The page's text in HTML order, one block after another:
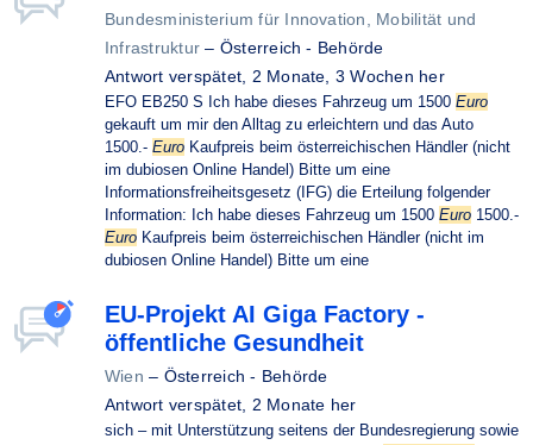
Bundesministerium für Innovation, Mobilität und
Infrastruktur – Österreich - Behörde
Antwort verspätet, 2 Monate, 3 Wochen her
EFO EB250 S Ich habe dieses Fahrzeug um 1500 Euro
gekauft um mir den Alltag zu erleichtern und das Auto
1500.- Euro Kaufpreis beim österreichischen Händler (nicht
im dubiosen Online Handel) Bitte um eine
Informationsfreiheitsgesetz (IFG) die Erteilung folgender
Information: Ich habe dieses Fahrzeug um 1500 Euro 1500.-
Euro Kaufpreis beim österreichischen Händler (nicht im
dubiosen Online Handel) Bitte um eine
EU-Projekt AI Giga Factory -
öffentliche Gesundheit
Wien – Österreich - Behörde
Antwort verspätet, 2 Monate her
sich – mit Unterstützung seitens der Bundesregierung sowie